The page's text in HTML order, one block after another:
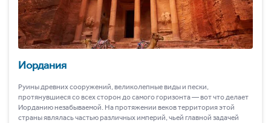
Иордания
Руины древних сооружений, великолепные виды и пески,
протянувшиеся со всех сторон до самого горизонта ― вот что делает
Иорданию незабываемой. На протяжении веков территория этой
страны являлась частью различных империй, чьей главной задачей